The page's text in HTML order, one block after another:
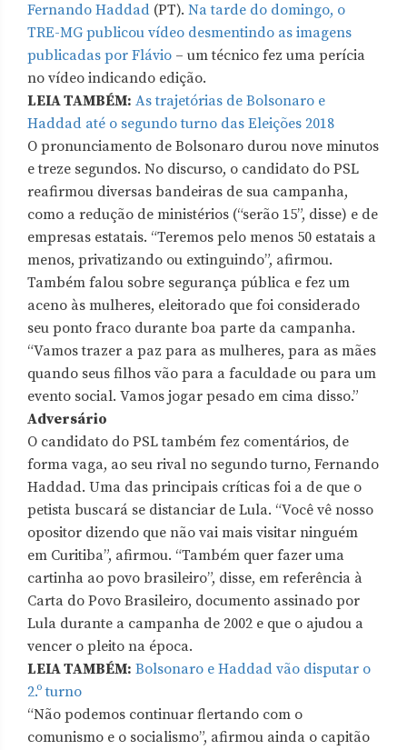
Fernando Haddad (PT). Na tarde do domingo, o
TRE-MG publicou vídeo desmentindo as imagens
publicadas por Flávio – um técnico fez uma perícia
no vídeo indicando edição.
LEIA TAMBÉM: As trajetórias de Bolsonaro e
Haddad até o segundo turno das Eleições 2018
O pronunciamento de Bolsonaro durou nove minutos
e treze segundos. No discurso, o candidato do PSL
reafirmou diversas bandeiras de sua campanha,
como a redução de ministérios (“serão 15”, disse) e de
empresas estatais. “Teremos pelo menos 50 estatais a
menos, privatizando ou extinguindo”, afirmou.
Também falou sobre segurança pública e fez um
aceno às mulheres, eleitorado que foi considerado
seu ponto fraco durante boa parte da campanha.
“Vamos trazer a paz para as mulheres, para as mães
quando seus filhos vão para a faculdade ou para um
evento social. Vamos jogar pesado em cima disso.”
Adversário
O candidato do PSL também fez comentários, de
forma vaga, ao seu rival no segundo turno, Fernando
Haddad. Uma das principais críticas foi a de que o
petista buscará se distanciar de Lula. “Você vê nosso
opositor dizendo que não vai mais visitar ninguém
em Curitiba”, afirmou. “Também quer fazer uma
cartinha ao povo brasileiro”, disse, em referência à
Carta do Povo Brasileiro, documento assinado por
Lula durante a campanha de 2002 e que o ajudou a
vencer o pleito na época.
LEIA TAMBÉM: Bolsonaro e Haddad vão disputar o
2.º turno
“Não podemos continuar flertando com o
comunismo e o socialismo”, afirmou ainda o capitão